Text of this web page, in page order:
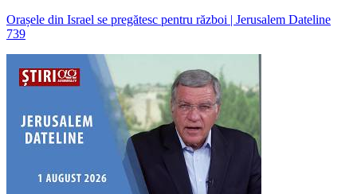
Orașele din Israel se pregătesc pentru război | Jerusalem Dateline
739